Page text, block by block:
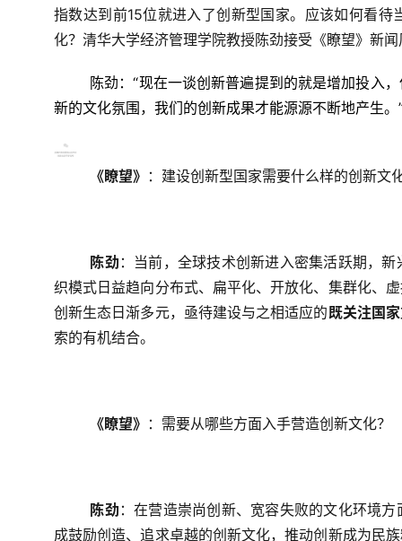
指数达到前15位就进入了创新型国家。应该如何看
化？清华大学经济管理学院教授陈劲接受《瞭望》新
陈劲：“现在一谈创新普遍提到的就是增加投入
新的文化氛围，我们的创新成果才能源源不断地产生
《瞭望》 ：建设创新型国家需要什么样的创新文
陈劲 ：当前，全球技术创新进入密集活跃期，
织模式日益趋向分布式、扁平化、开放化、集群化、
创新生态日渐多元，亟待建设与之相适应的既关注国
索的有机结合。
《瞭望》 ：需要从哪些方面入手营造创新文化？
陈劲 ：在营造崇尚创新、宽容失败的文化环境
成鼓励创造、追求卓越的创新文化，推动创新成为民